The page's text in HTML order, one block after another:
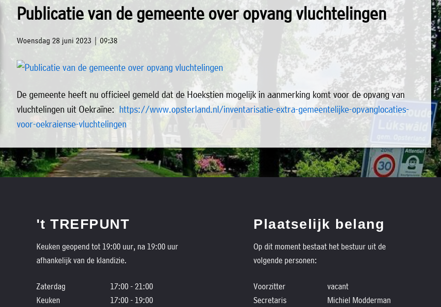
Publicatie van de gemeente over opvang vluchtelingen
Woensdag 28 juni 2023 | 09:38
De gemeente heeft nu officieel gemeld dat de Hoekstien mogelijk in aanmerking komt voor de opvang van
vluchtelingen uit Oekraïne:https://www.opsterland.nl/inventarisatie-extra-gemeentelijke-opvanglocaties-
voor-oekraiense-vluchtelingen
't TREFPUNT
Keuken geopend tot 19:00 uur, na 19:00 uur
afhankelijk van de klandizie.
Zaterdag
17:00 - 21:00
Keuken
17:00 - 19:00
Plaatselijk belang
Op dit moment bestaat het bestuur uit de
volgende personen:
Voorzitter
vacant
Secretaris
Michiel Modderman